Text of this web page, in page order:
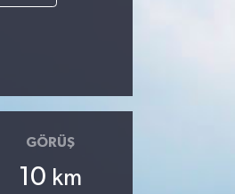
GÖRÜŞ
10 km